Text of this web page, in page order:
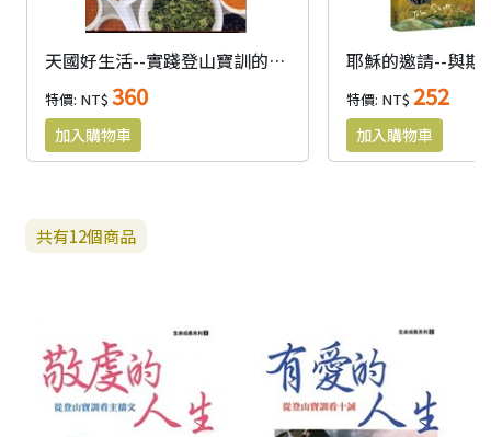
天國好生活--實踐登山寶訓的人生
特價: NT$360 特價: NT$252
共有12個商品